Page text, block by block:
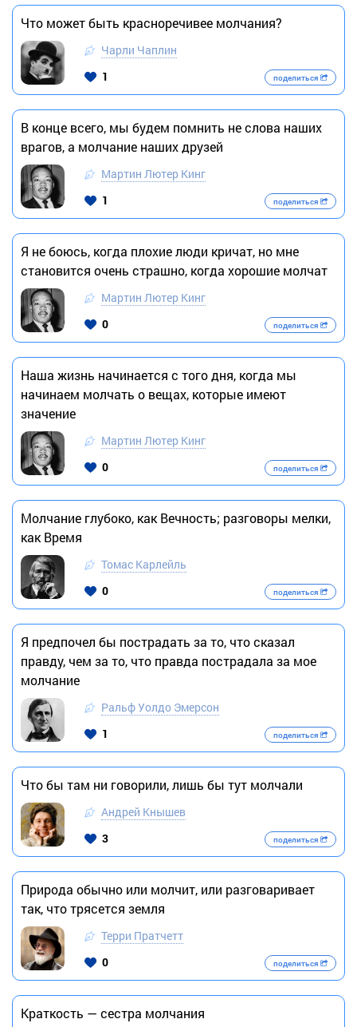
Что может быть красноречивее молчания?
Чарли Чаплин
1
поделиться
В конце всего, мы будем помнить не слова наших
врагов, а молчание наших друзей
Мартин Лютер Кинг
1
поделиться
Я не боюсь, когда плохие люди кричат, но мне
становится очень страшно, когда хорошие молчат
Мартин Лютер Кинг
0
поделиться
Наша жизнь начинается с того дня, когда мы
начинаем молчать о вещах, которые имеют
значение
Мартин Лютер Кинг
0
поделиться
Молчание глубоко, как Вечность; разговоры мелки,
как Время
Томас Карлейль
0
поделиться
Я предпочел бы пострадать за то, что сказал
правду, чем за то, что правда пострадала за мое
молчание
Ральф Уолдо Эмерсон
1
поделиться
Что бы там ни говорили, лишь бы тут молчали
Андрей Кнышев
3
поделиться
Природа обычно или молчит, или разговаривает
так, что трясется земля
Терри Пратчетт
0
поделиться
Краткость — сестра молчания